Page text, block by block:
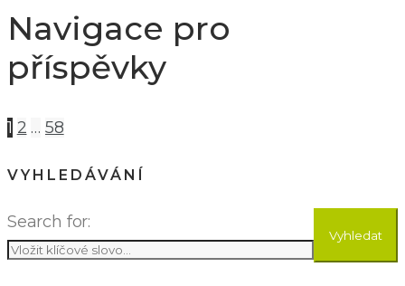
Navigace pro
příspěvky
1 2 … 58
VYHLEDÁVÁNÍ
Search for:
Vyhledat